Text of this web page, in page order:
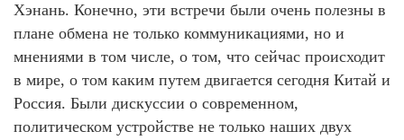
Хэнань. Конечно, эти встречи были очень полезны в
плане обмена не только коммуникациями, но и
мнениями в том числе, о том, что сейчас происходит
в мире, о том каким путем двигается сегодня Китай и
Россия. Были дискуссии о современном,
политическом устройстве не только наших двух